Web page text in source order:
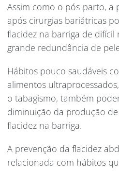
Assim como o pós-parto, a
após cirurgias bariátricas
flacidez na barriga de difícil
grande redundância de
Hábitos pouco saudáveis
alimentos
o tabagismo, também
diminuição da produção
flacidez na barriga.
A prevenção da flacidez
relacionada com hábitos